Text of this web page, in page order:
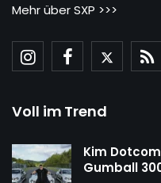
Mehr über SXP >>>
Voll im Trend
Kim
Gumball